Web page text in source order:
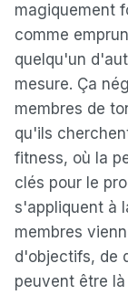
magiquement
comme
quelqu'un
mesure. Ça
membres de
qu'ils
fitness, où la
clés pour le
s'appliquent à
membres
d'objectifs, de
peuvent être